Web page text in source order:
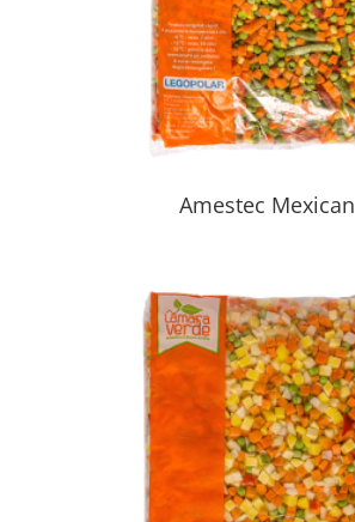
Amestec Mexican